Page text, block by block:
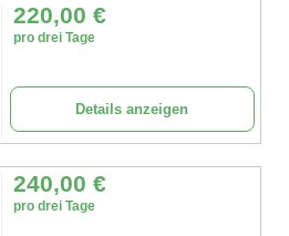
220,00 €
pro drei Tage
Details anzeigen
240,00 €
pro drei Tage